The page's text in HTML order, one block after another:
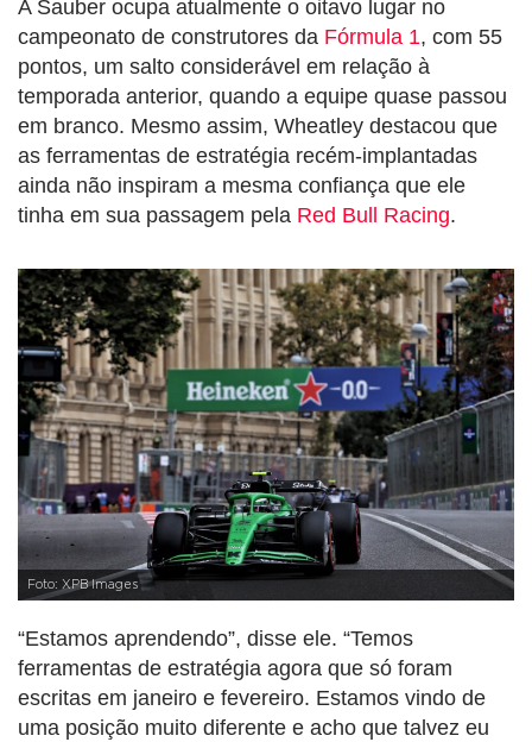
A Sauber ocupa atualmente o oitavo lugar no
campeonato de construtores da Fórmula 1, com 55
pontos, um salto considerável em relação à
temporada anterior, quando a equipe quase passou
em branco. Mesmo assim, Wheatley destacou que
as ferramentas de estratégia recém-implantadas
ainda não inspiram a mesma confiança que ele
tinha em sua passagem pela Red Bull Racing.
Foto: XPB Images
“Estamos aprendendo”, disse ele. “Temos
ferramentas de estratégia agora que só foram
escritas em janeiro e fevereiro. Estamos vindo de
uma posição muito diferente e acho que talvez eu